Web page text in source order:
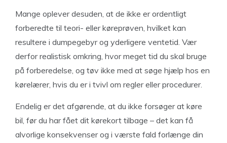
Mange oplever desuden, at de ikke er ordentligt
forberedte til teori- eller køreprøven, hvilket kan
resultere i dumpegebyr og yderligere ventetid. Vær
derfor realistisk omkring, hvor meget tid du skal bruge
på forberedelse, og tøv ikke med at søge hjælp hos en
kørelærer, hvis du er i tvivl om regler eller procedurer.
Endelig er det afgørende, at du ikke forsøger at køre
bil, før du har fået dit kørekort tilbage – det kan få
alvorlige konsekvenser og i værste fald forlænge din